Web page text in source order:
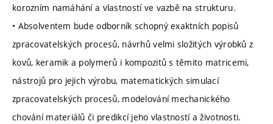
korozním namáhání a vlastností ve vazbě na strukturu.
• Absolventem bude odborník schopný exaktních popisů
zpracovatelských procesů, návrhů velmi složitých výrobků z
kovů, keramik a polymerů i kompozitů s těmito matricemi,
nástrojů pro jejich výrobu, matematických simulací
zpracovatelských procesů, modelování mechanického
chování materiálů či predikcí jeho vlastností a životnosti.